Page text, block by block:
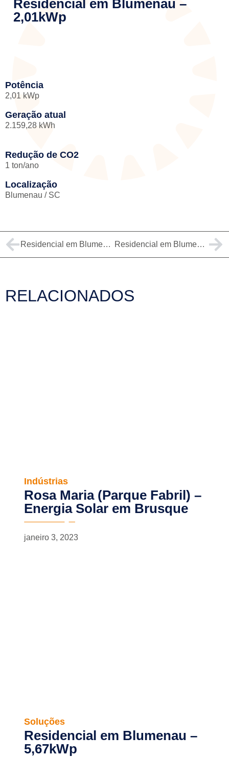
Residencial em Blumenau –
2,01kWp
Potência
2,01 kWp
Geração atual
2.159,28 kWh
Redução de CO2
1 ton/ano
Localização
Blumenau / SC
Residencial em Blumenau – 8,71kWp Residencial em Blumenau – 6,8kWp
RELACIONADOS
Indústrias
Rosa Maria (Parque Fabril) –
Energia Solar em Brusque
janeiro 3, 2023
Soluções
Residencial em Blumenau –
5,67kWp